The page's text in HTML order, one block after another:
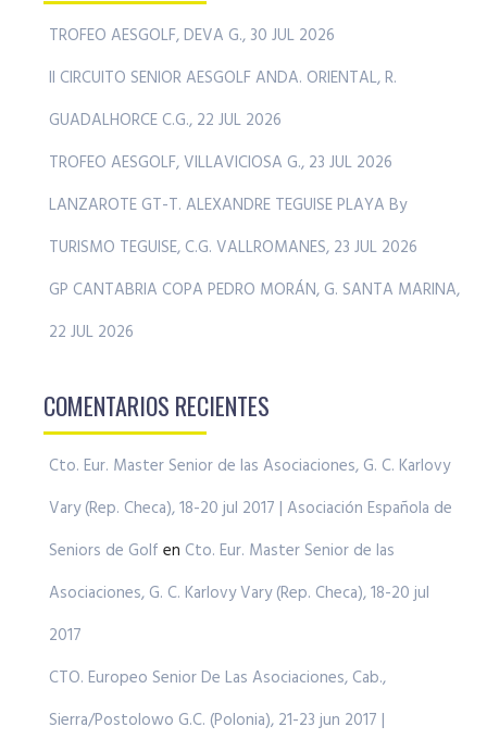
TROFEO AESGOLF, DEVA G., 30 JUL 2026
II CIRCUITO SENIOR AESGOLF ANDA. ORIENTAL, R.
GUADALHORCE C.G., 22 JUL 2026
TROFEO AESGOLF, VILLAVICIOSA G., 23 JUL 2026
LANZAROTE GT-T. ALEXANDRE TEGUISE PLAYA By
TURISMO TEGUISE, C.G. VALLROMANES, 23 JUL 2026
GP CANTABRIA COPA PEDRO MORÁN, G. SANTA MARINA,
22 JUL 2026
COMENTARIOS RECIENTES
Cto. Eur. Master Senior de las Asociaciones, G. C. Karlovy
Vary (Rep. Checa), 18-20 jul 2017 | Asociación Española de
Seniors de Golf en Cto. Eur. Master Senior de las
Asociaciones, G. C. Karlovy Vary (Rep. Checa), 18-20 jul
2017
CTO. Europeo Senior De Las Asociaciones, Cab.,
Sierra/Postolowo G.C. (Polonia), 21-23 jun 2017 |